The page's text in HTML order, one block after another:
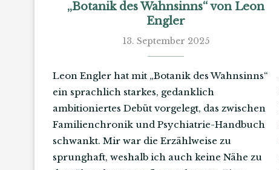
„Botanik des Wahnsinns“ von Leon
Engler
13. September 2025
Leon Engler hat mit „Botanik des Wahnsinns“
ein sprachlich starkes, gedanklich
ambitioniertes Debüt vorgelegt, das zwischen
Familienchronik und Psychiatrie-Handbuch
schwankt. Mir war die Erzählweise zu
sprunghaft, weshalb ich auch keine Nähe zu